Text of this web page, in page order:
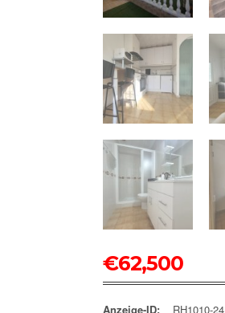
€62,500
Anzeige-ID: RH1010-24